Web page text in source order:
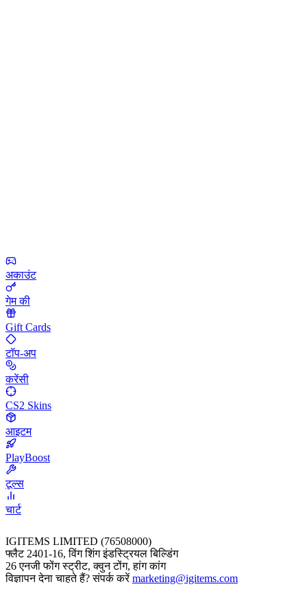
अकाउंट
गेम की
Gift Cards
टॉप-अप
करेंसी
CS2 Skins
आइटम
PlayBoost
टूल्स
चार्ट
IGITEMS LIMITED (76508000)
फ्लैट 2401-16, विंग शिंग इंडस्ट्रियल बिल्डिंग
26 एनजी फोंग स्ट्रीट, क्वुन टोंग, हांग कांग
विज्ञापन देना चाहते हैं? संपर्क करेंmarketing@igitems.com